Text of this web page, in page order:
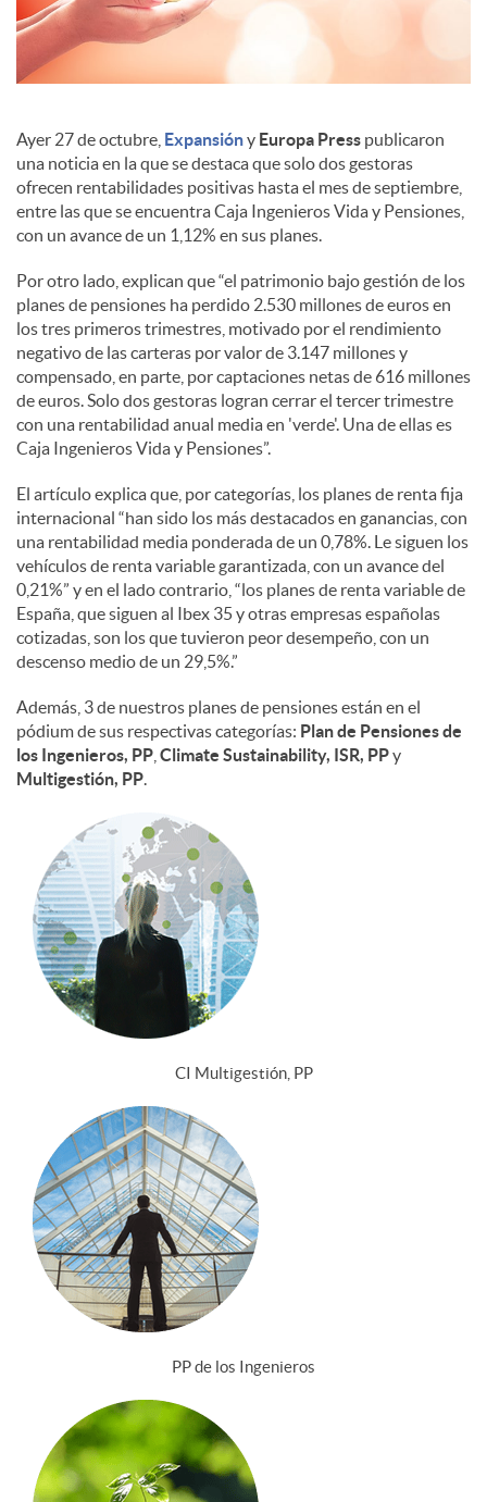
s
Ayer 27 de octubre, Expansióny Europa Press publicaron
una noticia en la que se destaca que solo dos gestoras
ofrecen rentabilidades positivas hasta el mes de septiembre,
entre las que se encuentra Caja Ingenieros Vida y Pensiones,
con un avance de un 1,12% en sus planes.
Por otro lado, explican que “el patrimonio bajo gestión de los
planes de pensiones ha perdido 2.530 millones de euros en
los tres primeros trimestres, motivado por el rendimiento
negativo de las carteras por valor de 3.147 millones y
compensado, en parte, por captaciones netas de 616 millones
de euros. Solo dos gestoras logran cerrar el tercer trimestre
con una rentabilidad anual media en 'verde'. Una de ellas es
Caja Ingenieros Vida y Pensiones”.
El artículo explica que, por categorías, los planes de renta fija
internacional “han sido los más destacados en ganancias, con
una rentabilidad media ponderada de un 0,78%. Le siguen los
vehículos de renta variable garantizada, con un avance del
0,21%” y en el lado contrario, “los planes de renta variable de
España, que siguen al Ibex 35 y otras empresas españolas
cotizadas, son los que tuvieron peor desempeño, con un
descenso medio de un 29,5%.”
Además, 3 de nuestros planes de pensiones están en el
pódium de sus respectivas categorías: Plan de Pensiones de
los Ingenieros, PP Climate Sustainability, ISR, PPy
Multigestión, PP.
CI Multigestión, PP
PP de los Ingenieros